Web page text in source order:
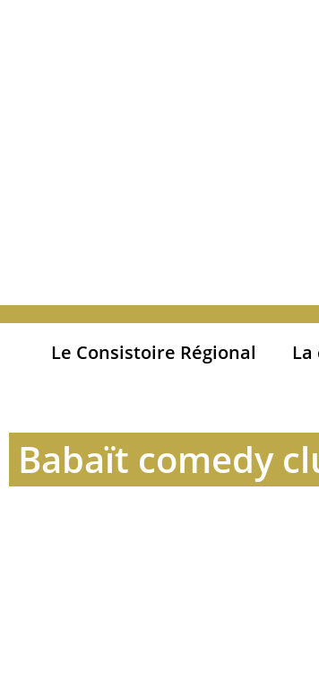
Le Consistoire Régional
Babaït comedy